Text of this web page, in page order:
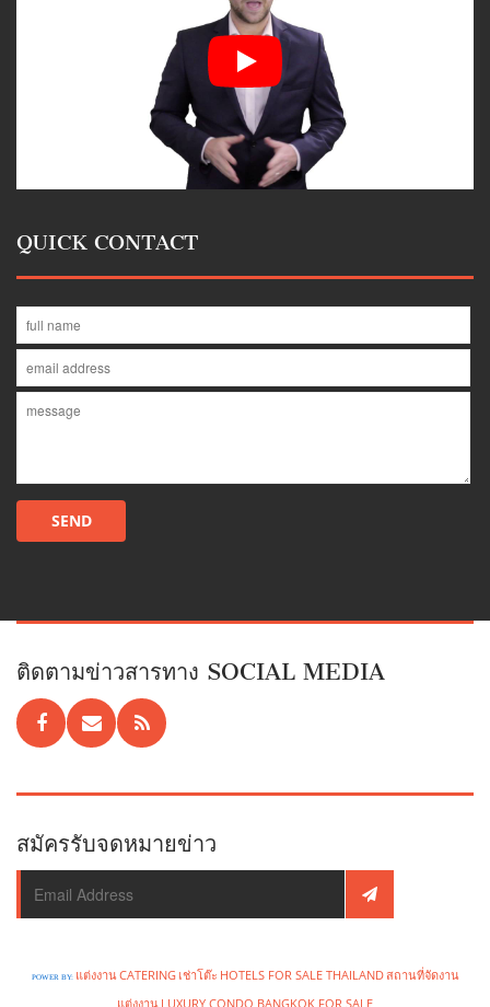
QUICK CONTACT
ติดตามข่าวสารทาง SOCIAL MEDIA
สมัครรับจดหมายข่าว
POWER BY: แต่งงานCATERING เช่าโต๊ะ HOTELS FOR SALE THAILANDสถานที่จัดงาน
แต่งงาน LUXURY CONDO BANGKOK FOR SALE